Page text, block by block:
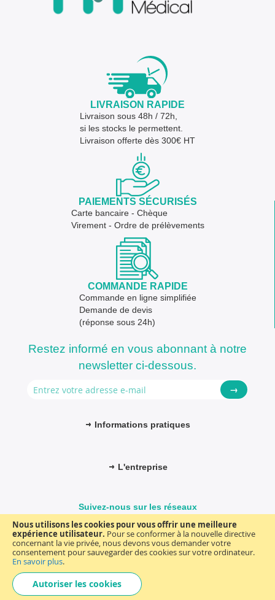
Nous utilisons les cookies pour vous offrir une meilleure
expérience utilisateur. Pour se conformer à la nouvelle directive
concernant la vie privée, nous devons vous demander votre
consentement pour sauvegarder des cookies sur votre ordinateur.
En savoir plus.
Autoriser les cookies
LIVRAISON RAPIDE
Livraison sous 48h / 72h,
si les stocks le permettent.
Livraison offerte dès 300€ HT
PAIEMENTS SÉCURISÉS
Carte bancaire - Chèque
Virement - Ordre de prélèvements
COMMANDE RAPIDE
Commande en ligne simplifiée
Demande de devis
(réponse sous 24h)
Restez informé en vous abonnant à notre
newsletter ci-dessous.
→
Informations pratiques
L'entreprise
Suivez-nous sur les réseaux
© FM-médical. Tous droits réservés 2025Termes et Conditions
Choisir
une
general